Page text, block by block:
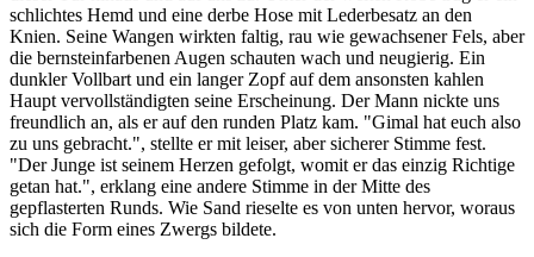
schlichtes Hemd und eine derbe Hose mit Lederbesatz an den
Knien. Seine Wangen wirkten faltig, rau wie gewachsener Fels, aber
die bernsteinfarbenen Augen schauten wach und neugierig. Ein
dunkler Vollbart und ein langer Zopf auf dem ansonsten kahlen
Haupt vervollständigten seine Erscheinung. Der Mann nickte uns
freundlich an, als er auf den runden Platz kam. "Gimal hat euch also
zu uns gebracht.", stellte er mit leiser, aber sicherer Stimme fest.
"Der Junge ist seinem Herzen gefolgt, womit er das einzig Richtige
getan hat.", erklang eine andere Stimme in der Mitte des
gepflasterten Runds. Wie Sand rieselte es von unten hervor, woraus
sich die Form eines Zwergs bildete.